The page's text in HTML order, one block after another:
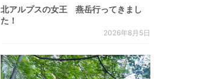
北アルプスの女王 燕岳行ってきまし
た！
2026年8月5日